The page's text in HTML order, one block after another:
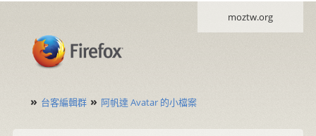
moztw.org
» 台客編輯群 » 阿帆達 Avatar 的小檔案